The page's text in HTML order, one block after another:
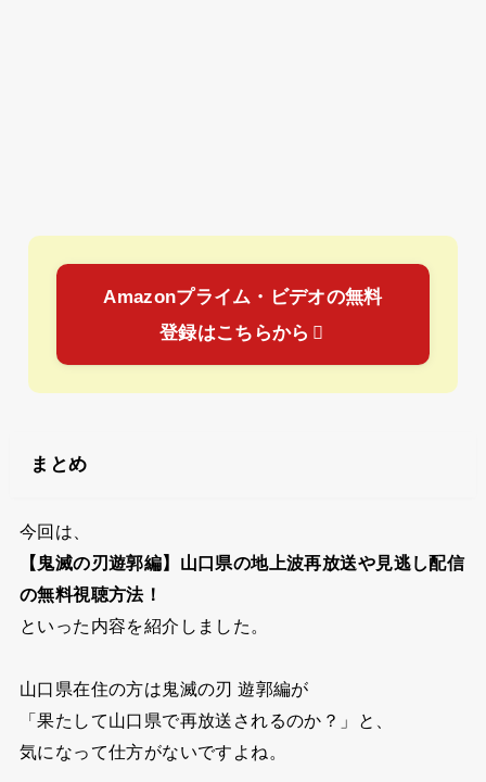
Amazonプライム・ビデオの無料
登録はこちらから
まとめ
今回は、
【鬼滅の刃遊郭編】山口県の地上波再放送や見逃し配信
の無料視聴方法！
といった内容を紹介しました。
山口県在住の方は鬼滅の刃 遊郭編が
「果たして山口県で再放送されるのか？」と、
気になって仕方がないですよね。